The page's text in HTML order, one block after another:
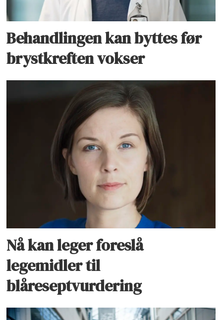
Behandlingen kan byttes før
brystkreften vokser
Nå kan leger foreslå
legemidler til
blåreseptvurdering